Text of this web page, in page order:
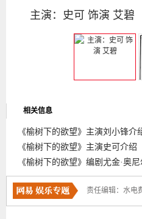
主演：史可 饰演 艾碧
相关信息
《榆树下的欲望》主演刘小锋介
《榆树下的欲望》主演史可介绍
《榆树下的欲望》编剧尤金·奥
责任编辑：水电